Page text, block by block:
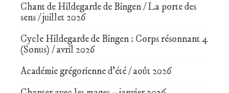
Chant de Hildegarde de Bingen / La porte des
sens / juillet 2026
Cycle Hildegarde de Bingen : Corps résonnant 4
(Sonus) / avril 2026
Académie grégorienne d’été / août 2026